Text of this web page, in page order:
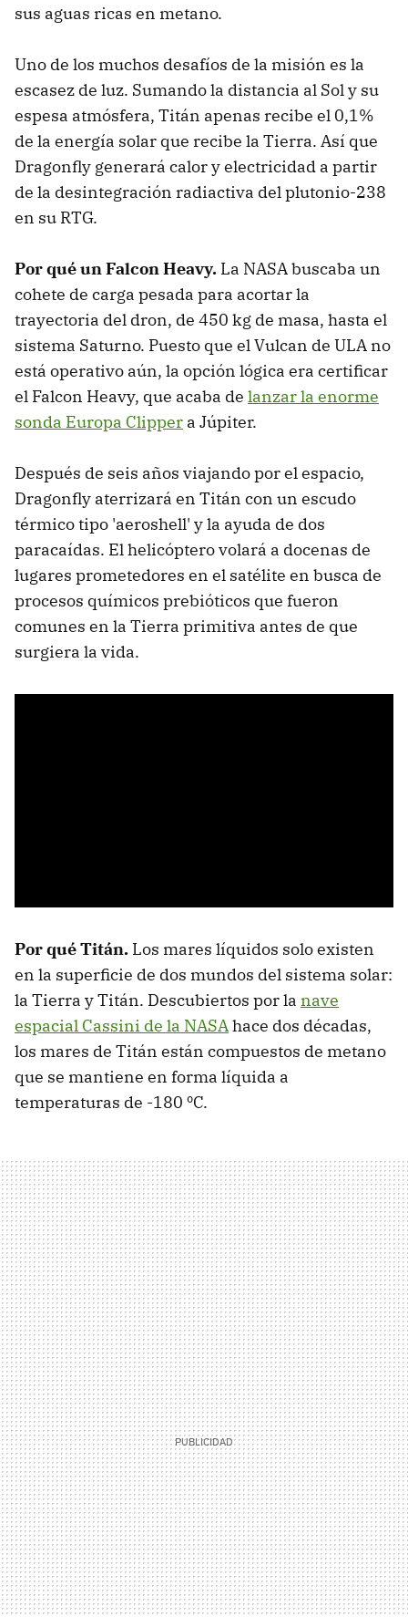
sus aguas ricas en metano.
Uno de los muchos desafíos de la misión es la
escasez de luz. Sumando la distancia al Sol y su
espesa atmósfera, Titán apenas recibe el 0,1%
de la energía solar que recibe la Tierra. Así que
Dragonfly generará calor y electricidad a partir
de la desintegración radiactiva del plutonio-238
en su RTG.
Por qué un Falcon Heavy. La NASA buscaba un
cohete de carga pesada para acortar la
trayectoria del dron, de 450 kg de masa, hasta el
sistema Saturno. Puesto que el Vulcan de ULA no
está operativo aún, la opción lógica era certificar
el Falcon Heavy, que acaba de lanzar la enorme
sonda Europa Clipper a Júpiter.
Después de seis años viajando por el espacio,
Dragonfly aterrizará en Titán con un escudo
térmico tipo 'aeroshell' y la ayuda de dos
paracaídas. El helicóptero volará a docenas de
lugares prometedores en el satélite en busca de
procesos químicos prebióticos que fueron
comunes en la Tierra primitiva antes de que
surgiera la vida.
Por qué Titán. Los mares líquidos solo existen
en la superficie de dos mundos del sistema solar:
la Tierra y Titán. Descubiertos por la nave
espacial Cassini de la NASAhace dos décadas,
los mares de Titán están compuestos de metano
que se mantiene en forma líquida a
temperaturas de -180 ºC.